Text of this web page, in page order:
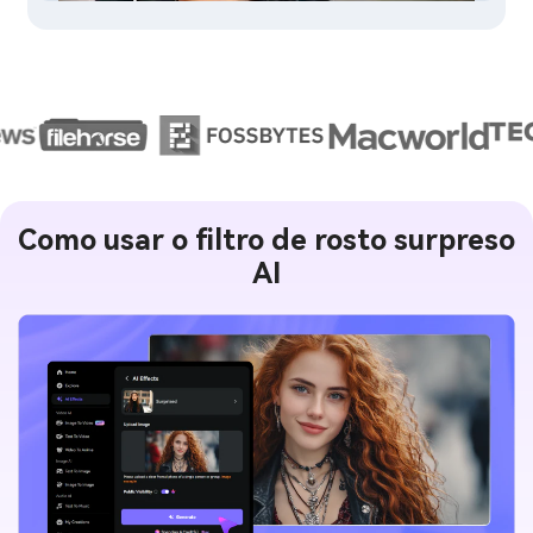
Como usar o filtro de rosto surpreso
AI